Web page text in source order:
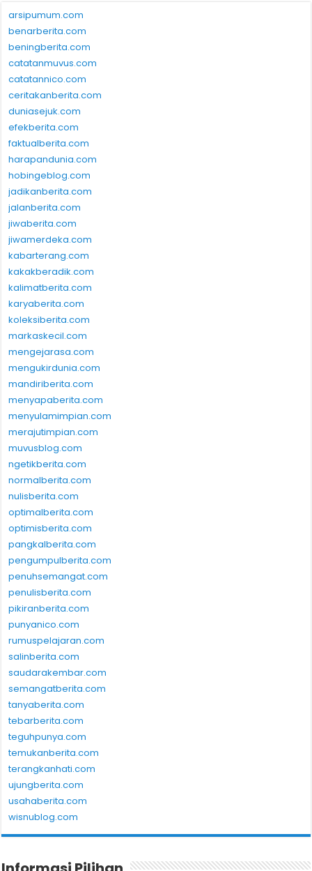
arsipumum.com
benarberita.com
beningberita.com
catatanmuvus.com
catatannico.com
ceritakanberita.com
duniasejuk.com
efekberita.com
faktualberita.com
harapandunia.com
hobingeblog.com
jadikanberita.com
jalanberita.com
jiwaberita.com
jiwamerdeka.com
kabarterang.com
kakakberadik.com
kalimatberita.com
karyaberita.com
koleksiberita.com
markaskecil.com
mengejarasa.com
mengukirdunia.com
mandiriberita.com
menyapaberita.com
menyulamimpian.com
merajutimpian.com
muvusblog.com
ngetikberita.com
normalberita.com
nulisberita.com
optimalberita.com
optimisberita.com
pangkalberita.com
pengumpulberita.com
penuhsemangat.com
penulisberita.com
pikiranberita.com
punyanico.com
rumuspelajaran.com
salinberita.com
saudarakembar.com
semangatberita.com
tanyaberita.com
tebarberita.com
teguhpunya.com
temukanberita.com
terangkanhati.com
ujungberita.com
usahaberita.com
wisnublog.com